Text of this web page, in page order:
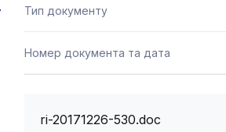
Тип документу
Номер документа та дата
ri-20171226-530.doc